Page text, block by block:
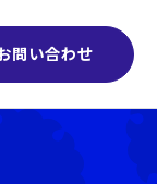
問い合わせ